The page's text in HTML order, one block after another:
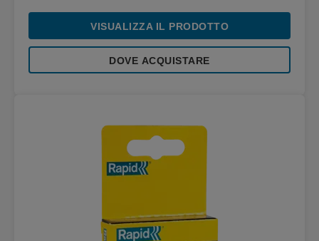
VISUALIZZA IL PRODOTTO
DOVE ACQUISTARE